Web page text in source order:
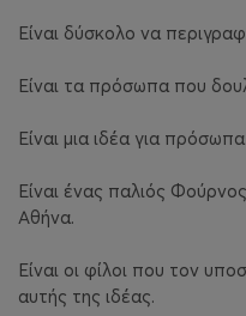
Είναι δύσκολο να
Είναι τα πρόσωπα που
Είναι μια ιδέα για
Είναι ένας παλιός
Αθήνα.
Είναι οι φίλοι που τον
αυτής της ιδέας.